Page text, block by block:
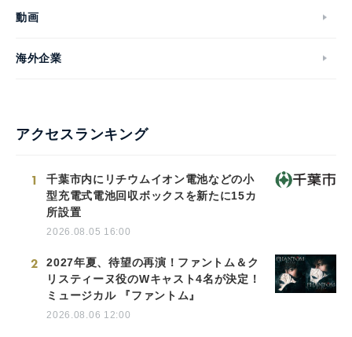
動画
海外企業
アクセスランキング
1
千葉市内にリチウムイオン電池などの小
型充電式電池回収ボックスを新たに15カ
所設置
2026.08.05 16:00
2
2027年夏、待望の再演！ファントム＆ク
リスティーヌ役のWキャスト4名が決定！
ミュージカル 『ファントム』
2026.08.06 12:00